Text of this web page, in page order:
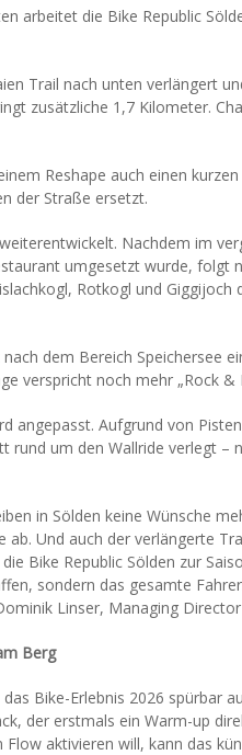
arbeitet die Bike Republic
Trail nach unten verlängert
zusätzliche 1,7 Kilometer.
Reshape auch einen
der Straße ersetzt.
Nachdem im
umgesetzt wurde, folgt
Rotkogl und
dem Bereich Speichersee
verspricht noch mehr „Rock
angepasst. Aufgrund von
rund um den Wallride verlegt –
in Sölden keine Wünsche
ab. Und auch der verlängerte
Bike Republic Sölden zur
sondern das gesamte
Linser, Managing Director
Berg
Bike-Erlebnis 2026 spürbar
der erstmals ein Warm-up
aktivieren will, kann das